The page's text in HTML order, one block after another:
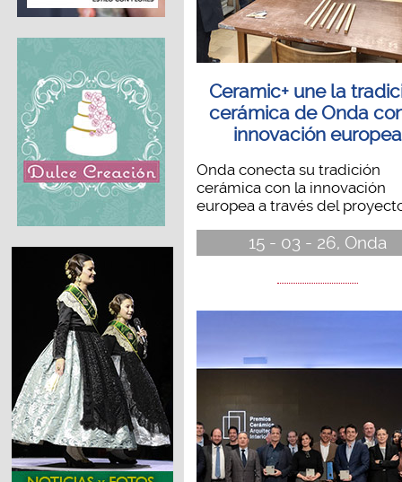
Ceramic+ une la
cerámica de Onda
innovación europea
Onda conecta su tradición
cerámica con la innovación
europea a través del
15 - 03 - 26, Onda